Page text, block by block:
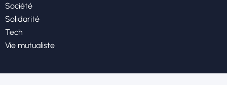
Société
Solidarité
Tech
Vie mutualiste